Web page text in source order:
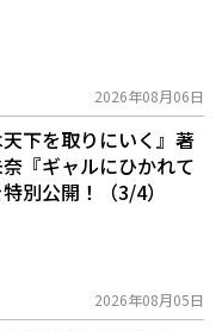
2026年08月06日
天下を取りにいく』著
『ギャルにひかれて
別公開！（3/4）
2026年08月05日